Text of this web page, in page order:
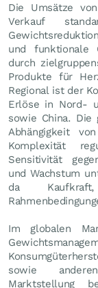
Die Umsätze
Verkauf
und funktionale
durch
Produkte für
Regional ist der
Erlöse in Nord-
sowie China. Die
Abhängigkeit
Komplexität
Sensitivität
und Wachstum
da
Im globalen
sowie
Marktstellung